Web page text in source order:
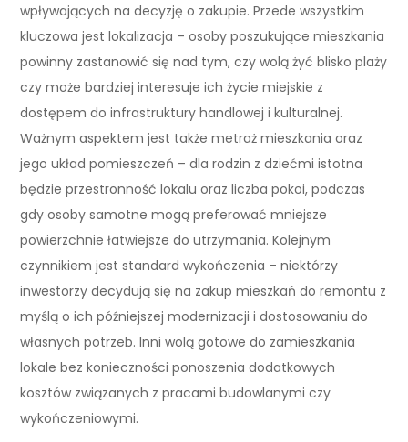
wpływających na decyzję o zakupie. Przede wszystkim
kluczowa jest lokalizacja – osoby poszukujące mieszkania
powinny zastanowić się nad tym, czy wolą żyć blisko plaży
czy może bardziej interesuje ich życie miejskie z
dostępem do infrastruktury handlowej i kulturalnej.
Ważnym aspektem jest także metraż mieszkania oraz
jego układ pomieszczeń – dla rodzin z dziećmi istotna
będzie przestronność lokalu oraz liczba pokoi, podczas
gdy osoby samotne mogą preferować mniejsze
powierzchnie łatwiejsze do utrzymania. Kolejnym
czynnikiem jest standard wykończenia – niektórzy
inwestorzy decydują się na zakup mieszkań do remontu z
myślą o ich późniejszej modernizacji i dostosowaniu do
własnych potrzeb. Inni wolą gotowe do zamieszkania
lokale bez konieczności ponoszenia dodatkowych
kosztów związanych z pracami budowlanymi czy
wykończeniowymi.